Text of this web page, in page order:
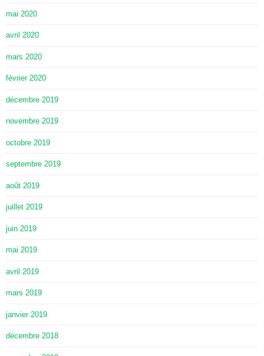
mai 2020
avril 2020
mars 2020
février 2020
décembre 2019
novembre 2019
octobre 2019
septembre 2019
août 2019
juillet 2019
juin 2019
mai 2019
avril 2019
mars 2019
janvier 2019
décembre 2018